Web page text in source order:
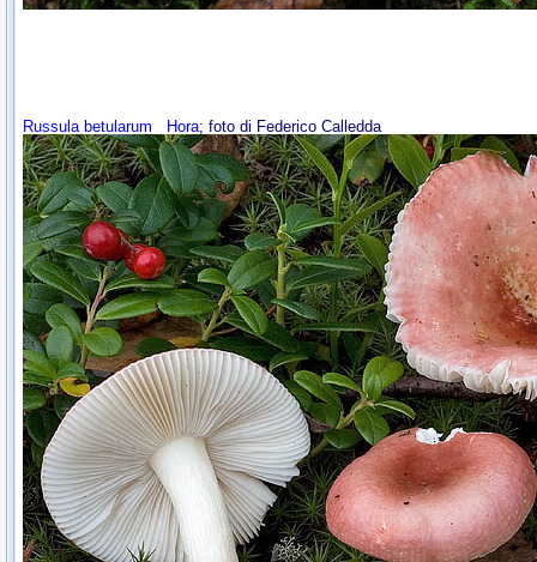
Russula betularum Hora; foto di Federico Calledda